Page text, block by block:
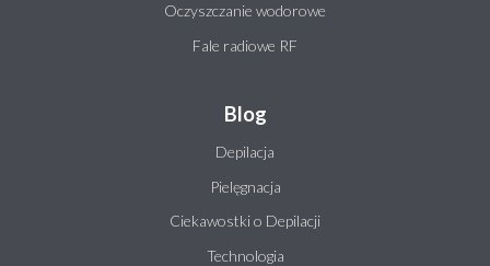
Oczyszczanie wodorowe
Fale radiowe RF
Blog
Depilacja
Pielęgnacja
Ciekawostki o Depilacji
Technologia